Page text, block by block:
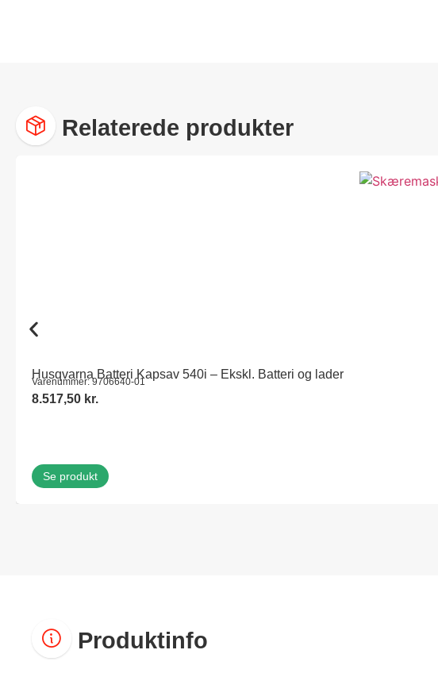
Relaterede produkter
Husqvarna Batteri Kapsav 540i – Ekskl. Batteri og lader
Varenummer: 9706640-01
8.517,50 kr.
Se produkt
Produktinfo